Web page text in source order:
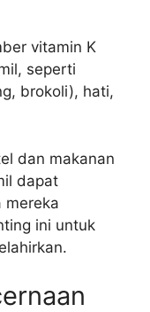
vitamin K
seperti
brokoli), hati,
dan makanan
dapat
mereka
ini untuk